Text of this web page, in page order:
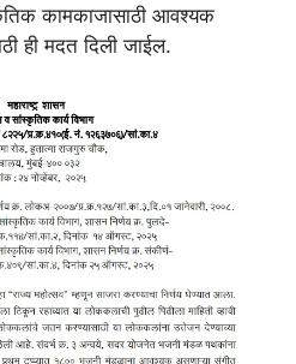
कामकाजासाठी आवश्यक
ही मदत दिली जाईल.